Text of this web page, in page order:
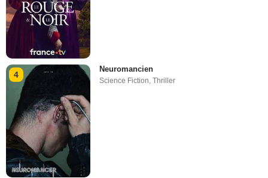
4
Neuromancien
Science Fiction,Thriller